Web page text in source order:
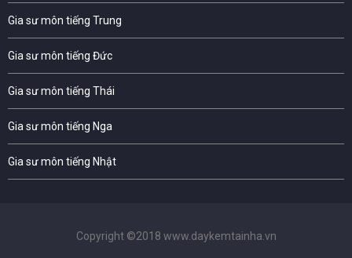
Gia sư môn tiếng Trung
Gia sư môn tiếng Đức
Gia sư môn tiếng Thái
Gia sư môn tiếng Nga
Gia sư môn tiếng Nhật
Copyright ©2018 www.daykemtainha.vn